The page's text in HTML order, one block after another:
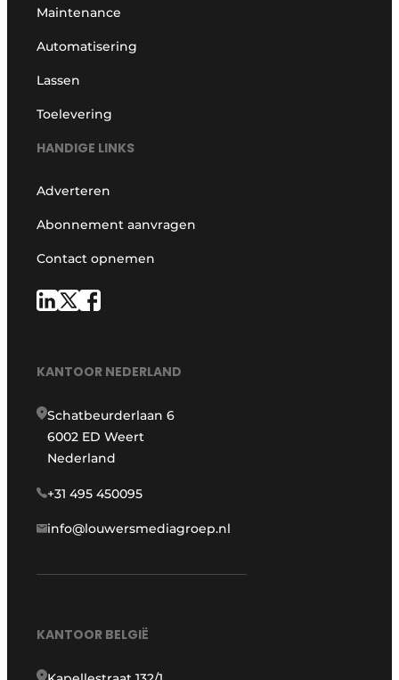
Maintenance
Automatisering
Lassen
Toelevering
HANDIGE LINKS
Adverteren
Abonnement aanvragen
Contact opnemen
KANTOOR NEDERLAND
Schatbeurderlaan 6
6002 ED Weert
Nederland
+31 495 450095
info@louwersmediagroep.nl
KANTOOR BELGIË